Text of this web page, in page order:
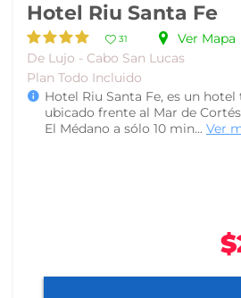
Hotel Riu Santa Fe
31
Ver Mapa
De Lujo - Cabo San Lucas
Plan Todo Incluido
Hotel Riu Santa Fe, es un
ubicado frente al Mar de
El Médano a sólo 10 min... Ver